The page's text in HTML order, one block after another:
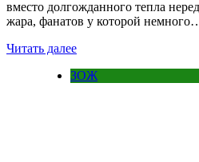
вместо долгожданного тепла
жара, фанатов у которой
Читать далее
ЗОЖ